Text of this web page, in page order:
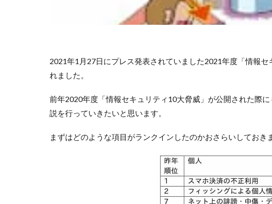
2021年1月27日にプレス発表されていました2021年度「情報
れました。
前年2020年度「情報セキュリティ10大脅威」が公開された際
説を行っていきたいと思います。
まずはどのような項目がランクインしたのかおさらいしておき